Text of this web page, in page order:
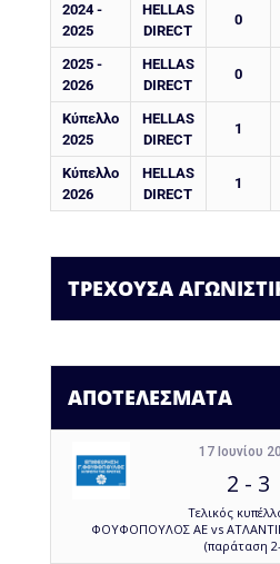
2024 -
2025
HELLAS
DIRECT
0
2025 -
2026
HELLAS
DIRECT
0
Κύπελλο
2025
HELLAS
DIRECT
1
Κύπελλο
2026
HELLAS
DIRECT
1
ΤΡΕΧΟΥΣΑ
ΑΠΟΤΕΛΕΣΜΑΤΑ
17 Ιουνίου
2 - 3
Τελικός
ΦΟΥΦΟΠΟΥΛΟΣ ΑΕ vs
(παράταση